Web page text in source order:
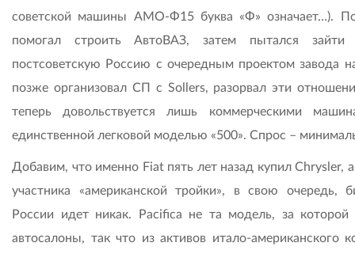
советской машины АМО-Ф15 буква «Ф» означает…).
помогал строить АвтоВАЗ, затем пытался
постсоветскую Россию с очередным проектом завода
позже организовал СП с Sollers, разорвал эти
теперь довольствуется лишь коммерческими
единственной легковой моделью «500». Спрос –
Добавим, что именно Fiat пять лет назад купил Chrysler, а
участника «американской тройки», в свою очередь,
России идет никак. Pacifica не та модель, за которой
автосалоны, так что из активов итало-американского